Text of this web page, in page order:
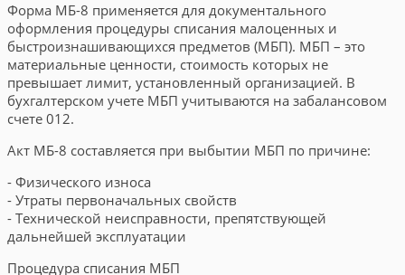
Форма МБ-8 применяется для документального
оформления процедуры списания малоценных и
быстроизнашивающихся предметов (МБП). МБП – это
материальные ценности, стоимость которых не
превышает лимит, установленный организацией. В
бухгалтерском учете МБП учитываются на забалансовом
счете 012.
Акт МБ-8 составляется при выбытии МБП по причине:
- Физического износа
- Утраты первоначальных свойств
- Технической неисправности, препятствующей
дальнейшей эксплуатации
Процедура списания МБП